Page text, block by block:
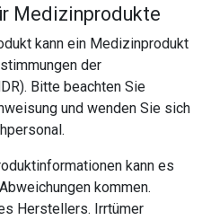
Medizinprodukte
kann ein Medizinprodukt
der
Bitte beachten Sie
und wenden Sie sich
kann es
kommen.
Herstellers. Irrtümer